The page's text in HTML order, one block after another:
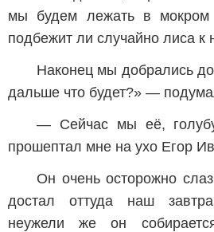
мы будем лежать в мокром
подбежит ли случайно лиса к
Наконец мы добрались
дальше что будет?» —
— Сейчас мы её,
прошептал мне на ухо Егор
Он очень осторожно
достал оттуда наш
неужели же он